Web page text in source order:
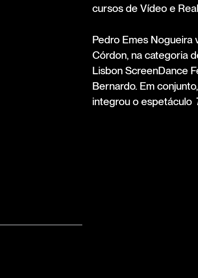
cursos de Vídeo e
Pedro Emes
Córdon, na categoria
Lisbon ScreenDance
Bernardo. Em
integrou o espetáculo